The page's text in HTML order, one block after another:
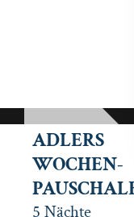
ADLERS
WOCHEN-
5 Nächte